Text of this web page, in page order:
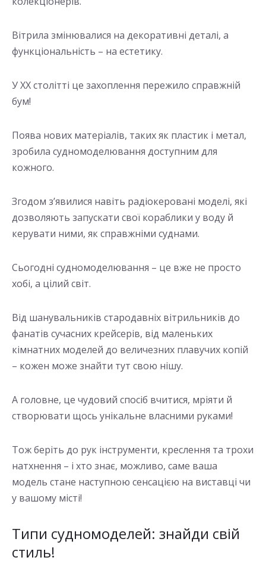
Вітрила змінювалися на декоративні деталі, а
функціональність – на естетику.
У ХХ столітті це захоплення пережило справжній
бум!
Поява нових матеріалів, таких як пластик і метал,
зробила судномоделювання доступним для
кожного.
Згодом з’явилися навіть радіокеровані моделі, які
дозволяють запускати свої кораблики у воду й
керувати ними, як справжніми суднами.
Сьогодні судномоделювання – це вже не просто
хобі, а цілий світ.
Від шанувальників стародавніх вітрильників до
фанатів сучасних крейсерів, від маленьких
кімнатних моделей до величезних плавучих копій
– кожен може знайти тут свою нішу.
А головне, це чудовий спосіб вчитися, мріяти й
створювати щось унікальне власними руками!
Тож беріть до рук інструменти, креслення та трохи
натхнення – і хто знає, можливо, саме ваша
модель стане наступною сенсацією на виставці чи
у вашому місті!
Типи судномоделей: знайди свій
стиль!